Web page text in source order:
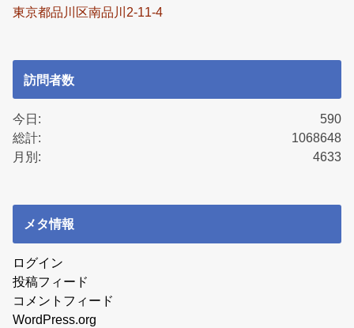
東京都品川区南品川2-11-4
訪問者数
590
今日:
1068648
総計:
4633
月別:
メタ情報
ログイン
投稿フィード
コメントフィード
WordPress.org